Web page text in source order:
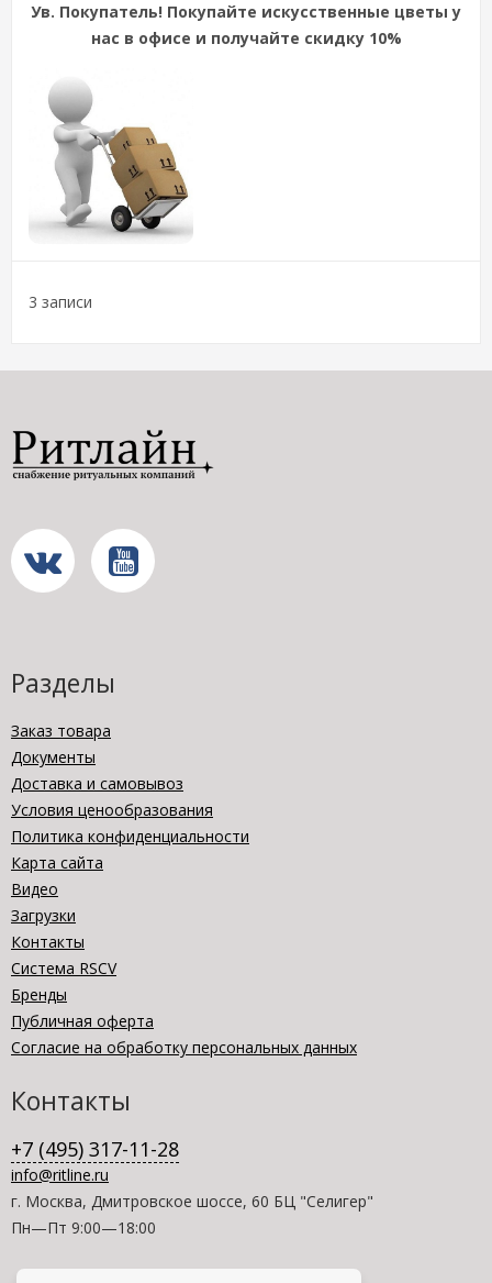
Ув. Покупатель! Покупайте искусственные цветы у
нас в офисе и получайте скидку 10%
3 записи
Разделы
Заказ товара
Документы
Доставка и самовывоз
Условия ценообразования
Политика конфиденциальности
Карта сайта
Видео
Загрузки
Контакты
Система RSCV
Бренды
Публичная оферта
Согласие на обработку персональных данных
Контакты
+7 (495) 317-11-28
info@ritline.ru
г. Москва, Дмитровское шоссе, 60 БЦ "Селигер"
Пн—Пт 9:00—18:00